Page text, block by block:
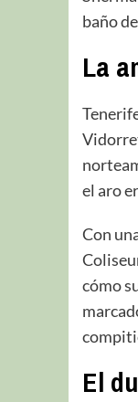
baño
La
el aro
Con
cómo
El